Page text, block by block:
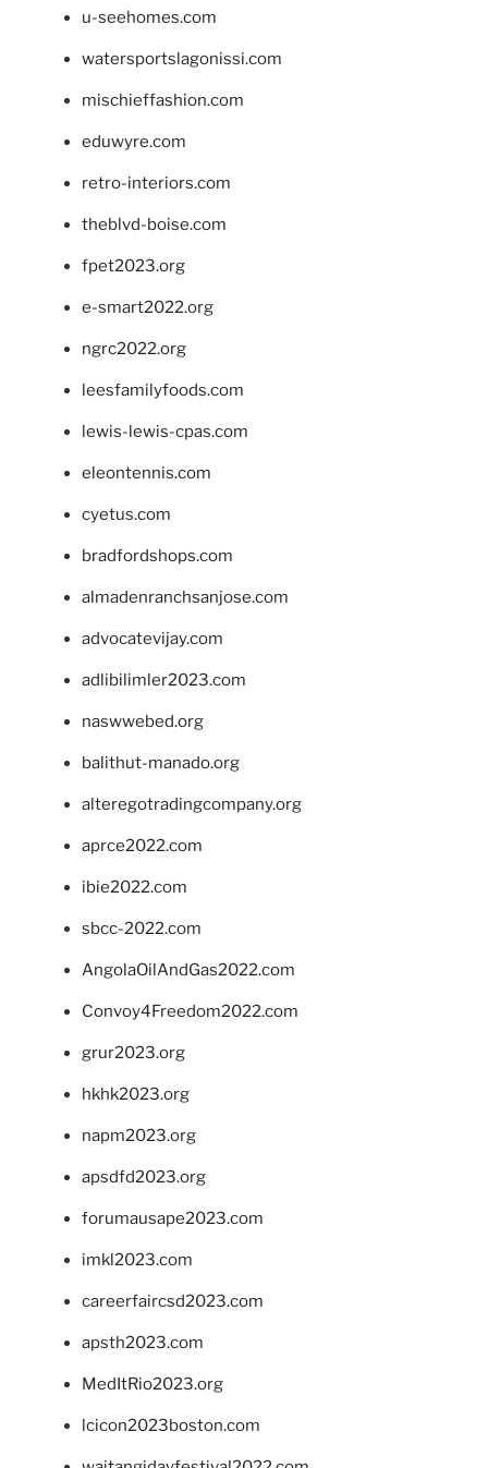
u-seehomes.com
watersportslagonissi.com
mischieffashion.com
eduwyre.com
retro-interiors.com
theblvd-boise.com
fpet2023.org
e-smart2022.org
ngrc2022.org
leesfamilyfoods.com
lewis-lewis-cpas.com
eleontennis.com
cyetus.com
bradfordshops.com
almadenranchsanjose.com
advocatevijay.com
adlibilimler2023.com
naswwebed.org
balithut-manado.org
alteregotradingcompany.org
aprce2022.com
ibie2022.com
sbcc-2022.com
AngolaOilAndGas2022.com
Convoy4Freedom2022.com
grur2023.org
hkhk2023.org
napm2023.org
apsdfd2023.org
forumausape2023.com
imkl2023.com
careerfaircsd2023.com
apsth2023.com
MedItRio2023.org
lcicon2023boston.com